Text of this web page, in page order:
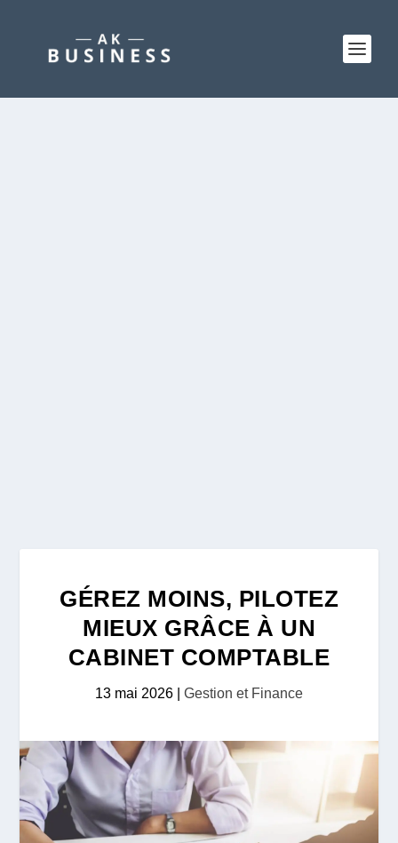
GÉREZ MOINS, PILOTEZ
MIEUX GRÂCE À UN
CABINET COMPTABLE
13 mai 2026 Gestion et Finance